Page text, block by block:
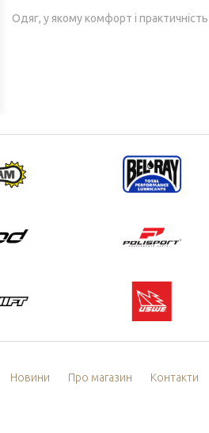
Одяг, у якому комфорт і
Новини Про магазин Контакти